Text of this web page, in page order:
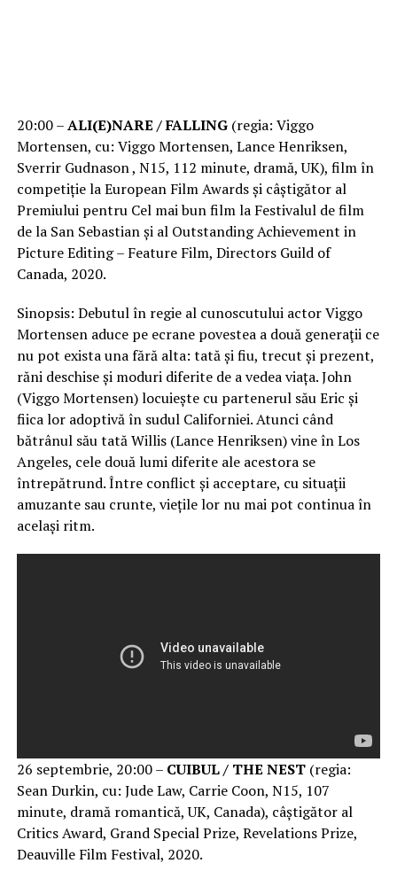
20:00 –ALI(E)NARE / FALLING(regia: Viggo
Mortensen, cu: Viggo Mortensen, Lance Henriksen,
Sverrir Gudnason , N15, 112 minute, dramă, UK), film în
competiție la European Film Awards și câștigător al
Premiului pentru Cel mai bun film la Festivalul de film
de la San Sebastian și al Outstanding Achievement in
Picture Editing – Feature Film, Directors Guild of
Canada, 2020.
Sinopsis: Debutul în regie al cunoscutului actor Viggo
Mortensen aduce pe ecrane povestea a două generaţii ce
nu pot exista una fără alta: tată și fiu, trecut și prezent,
răni deschise și moduri diferite de a vedea viața. John
(Viggo Mortensen) locuiește cu partenerul său Eric și
fiica lor adoptivă în sudul Californiei. Atunci când
bătrânul său tată Willis (Lance Henriksen) vine în Los
Angeles, cele două lumi diferite ale acestora se
întrepătrund. Între conflict și acceptare, cu situaţii
amuzante sau crunte, viețile lor nu mai pot continua în
același ritm.
26 septembrie, 20:00 – CUIBUL / THE NEST(regia:
Sean Durkin, cu: Jude Law, Carrie Coon, N15, 107
minute, dramă romantică, UK, Canada), câștigător al
Critics Award, Grand Special Prize, Revelations Prize,
Deauville Film Festival, 2020.